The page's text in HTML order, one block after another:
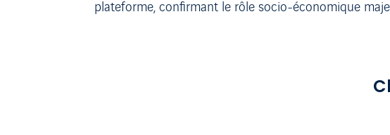
plateforme, confirmant le rôle socio-économique